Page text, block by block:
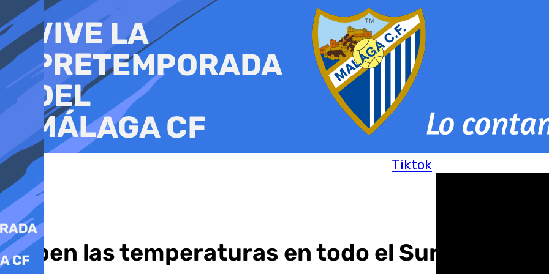
al
contenido
Tiktok
Suben las temperaturas en todo el Sur de